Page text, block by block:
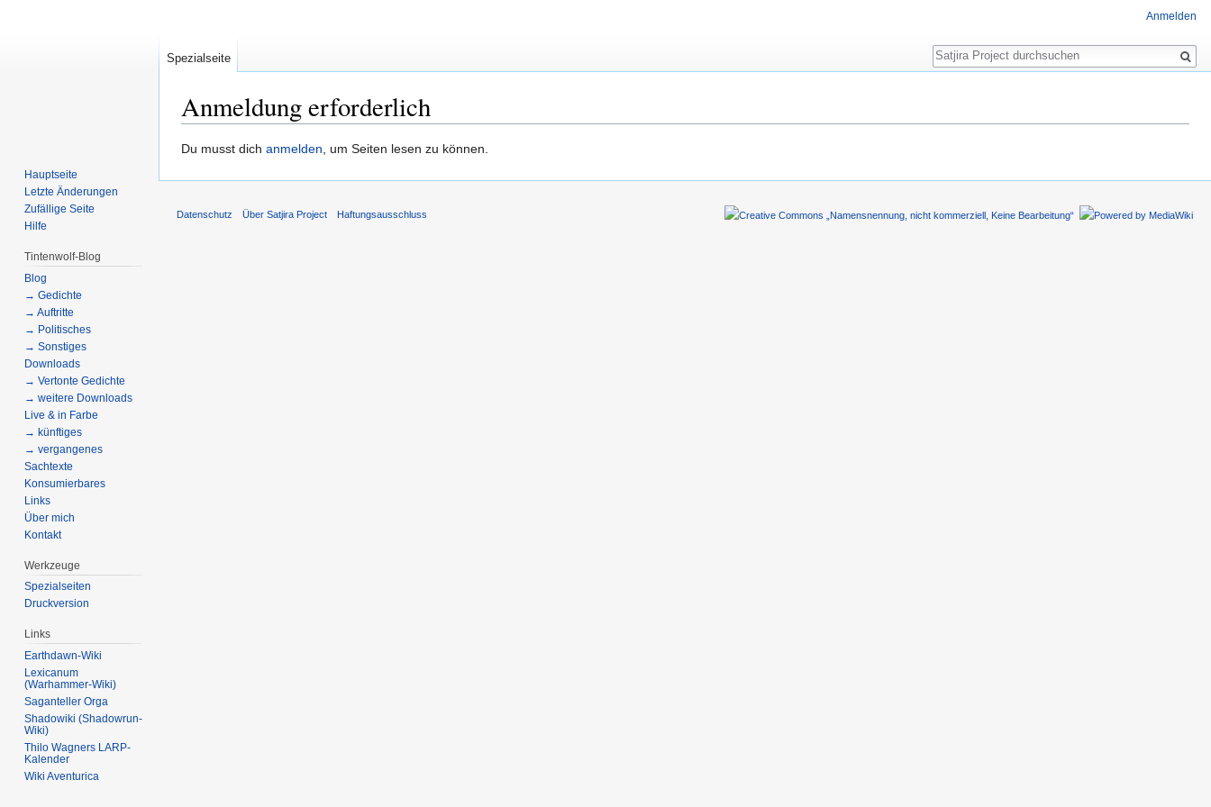
Anmeldung erforderlich
Zur
Zur
Du musst dich anmelden, um Seiten lesen zu können.
Anmelden
Spezialseite
Suche
Hauptseite
Letzte Änderungen
Zufällige Seite
Hilfe
Tintenwolf-Blog
Blog
→ Gedichte
→ Auftritte
→ Politisches
→ Sonstiges
Downloads
→ Vertonte Gedichte
→ weitere Downloads
Live & in Farbe
→ künftiges
→ vergangenes
Sachtexte
Konsumierbares
Links
Über mich
Kontakt
Werkzeuge
Spezialseiten
Druckversion
Links
Earthdawn-Wiki
Lexicanum
(Warhammer-Wiki)
Saganteller Orga
Shadowiki (Shadowrun-
Wiki)
Thilo Wagners LARP-
Kalender
Wiki Aventurica
Datenschutz Über Satjira Project Haftungsausschluss